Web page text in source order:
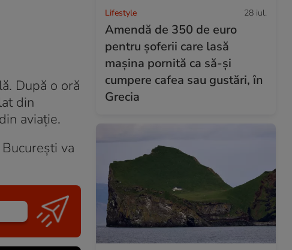
După o oră
din
aviaţie.
va
Lifestyle 28 iul.
Amendă de 350 de euro
pentru șoferii care lasă
mașina pornită ca să-și
cumpere cafea sau gustări, în
Grecia